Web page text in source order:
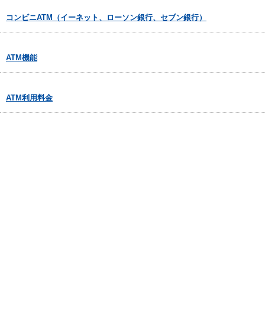
コンビニATM（イーネット、ローソン銀行、セブン銀行）
ATM機能
ATM利用料金